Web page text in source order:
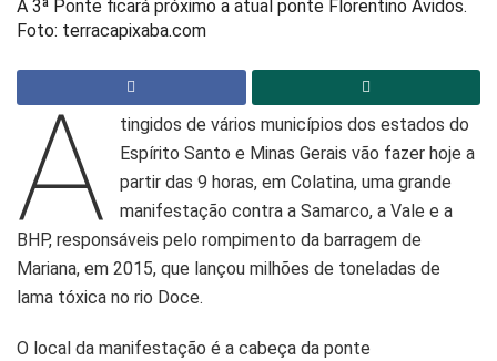
A 3ª Ponte ficará próximo a atual ponte Florentino Avidos.
Foto: terracapixaba.com
A
tingidos de vários municípios dos estados do
Espírito Santo e Minas Gerais vão fazer hoje a
partir das 9 horas, em Colatina, uma grande
manifestação contra a Samarco, a Vale e a
BHP, responsáveis pelo rompimento da barragem de
Mariana, em 2015, que lançou milhões de toneladas de
lama tóxica no rio Doce.
O local da manifestação é a cabeça da ponte